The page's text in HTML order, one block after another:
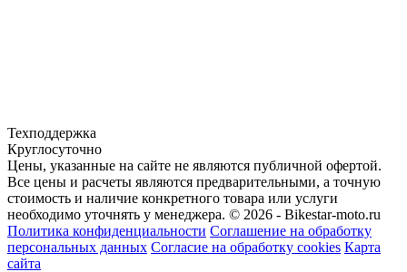
Техподдержка
Круглосуточно
Цены, указанные на сайте не являются публичной офертой.
Все цены и расчеты являются предварительными, а точную
стоимость и наличие конкретного товара или услуги
необходимо уточнять у менеджера. © 2026 - Bikestar-moto.ru
Политика конфиденциальности Соглашение на обработку
персональных данных Согласие на обработку cookies Карта
сайта